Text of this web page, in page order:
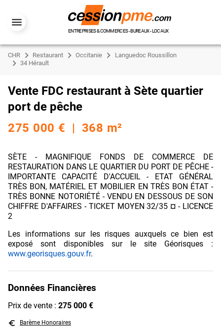
ENTREPRISES & COMMERCES - BUREAUX - LOCAUX
CHR Restaurant Occitanie
Languedoc Roussillon
34 Hérault
Vente FDC restaurant à Sète quartier
port de pêche
275 000 € | 368 m²
SÈTE - MAGNIFIQUE FONDS DE COMMERCE DE
RESTAURATION DANS LE QUARTIER DU PORT DE PÊCHE -
IMPORTANTE CAPACITÉ D'ACCUEIL - ETAT GÉNÉRAL
TRÈS BON, MATÉRIEL ET MOBILIER EN TRÈS BON ÉTAT -
TRÈS BONNE NOTORIÉTÉ - VENDU EN DESSOUS DE SON
CHIFFRE D'AFFAIRES - TICKET MOYEN 32/35 ¤ - LICENCE
2
Les informations sur les risques auxquels ce bien est
exposé sont disponibles sur le site Géorisques :
www.georisques.gouv.fr.
Données Financières
Prix de vente : 275 000 €
euro_symbol Barème Honoraires